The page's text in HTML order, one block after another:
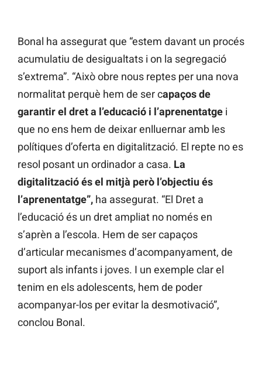
Bonal ha assegurat que “estem davant un procés
acumulatiu de desigualtats i on la segregació
s’extrema”. “Això obre nous reptes per una nova
normalitat perquè hem de ser capaços de
garantir el dret a l’educació i l’aprenentatge i
que no ens hem de deixar enlluernar amb les
polítiques d’oferta en digitalització. El repte no es
resol posant un ordinador a casa. La
digitalització és el mitjà però l’objectiu és
l’aprenentatge”, ha assegurat. “El Dret a
l’educació és un dret ampliat no només en
s’aprèn a l’escola. Hem de ser capaços
d’articular mecanismes d’acompanyament, de
suport als infants i joves. I un exemple clar el
tenim en els adolescents, hem de poder
acompanyar-los per evitar la desmotivació”,
conclou Bonal.